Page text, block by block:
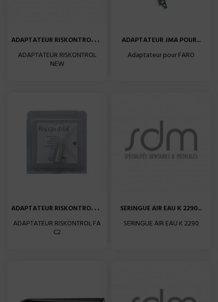
A
DAPTATEUR RISKONTROL NEW...
ADAPTATEUR RISKONTROL
NEW
ADAPTATEUR JMA POUR...
Adaptateur pour FARO
A
DAPTATEUR RISKONTROL FA C2...
ADAPTATEUR RISKONTROL FA
C2
SERINGUE AIR EAU K 2290...
SERINGUE AIR EAU K 2290